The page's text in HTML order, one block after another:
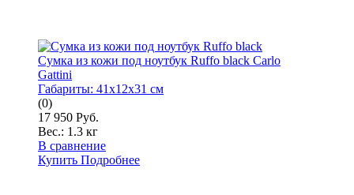
Сумка из кожи под ноутбук Ruffo black Carlo
Gattini
Габариты: 41x12x31 см
(0)
17 950 Руб.
Вес.: 1.3 кг
В сравнение
Купить Подробнее